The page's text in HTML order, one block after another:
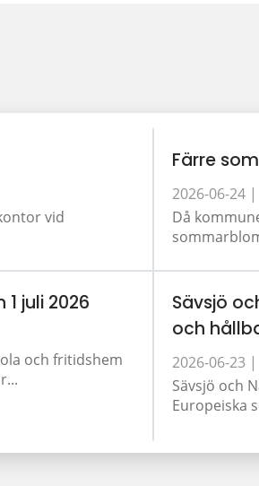
vid
Färre
2026-06-24 |
Då
juli 2026
och fritidshem
Sävsjö
och
2026-06-23 |
Sävsjö och
Europeiska